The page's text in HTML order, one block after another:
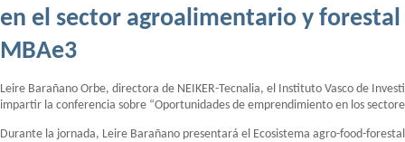
en el sector agroalimentario y
MBAe3
Leire Barañano Orbe, directora de NEIKER-Tecnalia, el Instituto Vasco de
impartir la conferencia sobre “Oportunidades de emprendimiento en los
Durante la jornada, Leire Barañano presentará el Ecosistema agro-food-